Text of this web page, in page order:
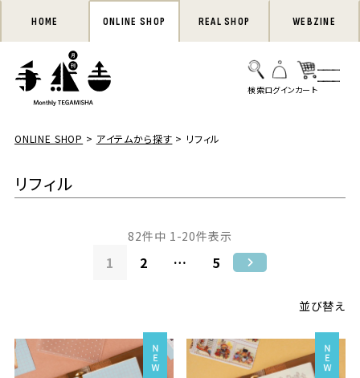
HOME ONLINE SHOP REAL SHOP WEBZINE
ONLINE SHOP アイテムから探す リフィル
リフィル
並び替え
82件中 1 -20件表示
1 2 … 5